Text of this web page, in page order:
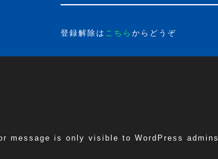
登録解除は こちら からどうぞ
message is only visible to WordPress admins